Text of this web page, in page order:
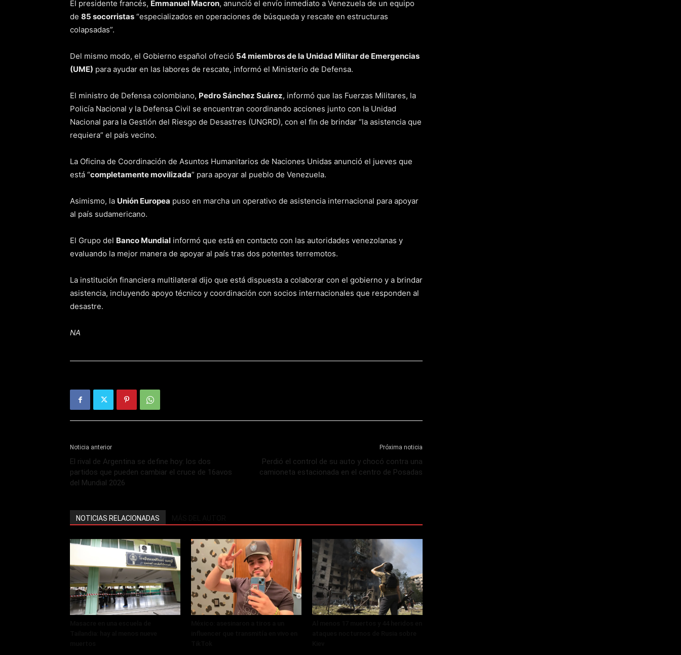
El presidente francés, Emmanuel Macron, anunció el envío inmediato a Venezuela de un equipo
de 85 socorristas “especializados en operaciones de búsqueda y rescate en estructuras
colapsadas”.
Del mismo modo, el Gobierno español ofreció 54 miembros de la Unidad Militar de Emergencias
(UME) para ayudar en las labores de rescate, informó el Ministerio de Defensa.
El ministro de Defensa colombiano, Pedro Sánchez Suárez, informó que las Fuerzas Militares, la
Policía Nacional y la Defensa Civil se encuentran coordinando acciones junto con la Unidad
Nacional para la Gestión del Riesgo de Desastres (UNGRD), con el fin de brindar “la asistencia que
requiera” el país vecino.
La Oficina de Coordinación de Asuntos Humanitarios de Naciones Unidas anunció el jueves que
está “completamente movilizada” para apoyar al pueblo de Venezuela.
Asimismo, la Unión Europea puso en marcha un operativo de asistencia internacional para apoyar
al país sudamericano.
El Grupo del Banco Mundial informó que está en contacto con las autoridades venezolanas y
evaluando la mejor manera de apoyar al país tras dos potentes terremotos.
La institución financiera multilateral dijo que está dispuesta a colaborar con el gobierno y a brindar
asistencia, incluyendo apoyo técnico y coordinación con socios internacionales que responden al
desastre.
NA
Noticia anterior
El rival de Argentina se define hoy: los dos
partidos que pueden cambiar el cruce de 16avos
del Mundial 2026
Próxima noticia
Perdió el control de su auto y chocó contra una
camioneta estacionada en el centro de Posadas
NOTICIAS RELACIONADAS